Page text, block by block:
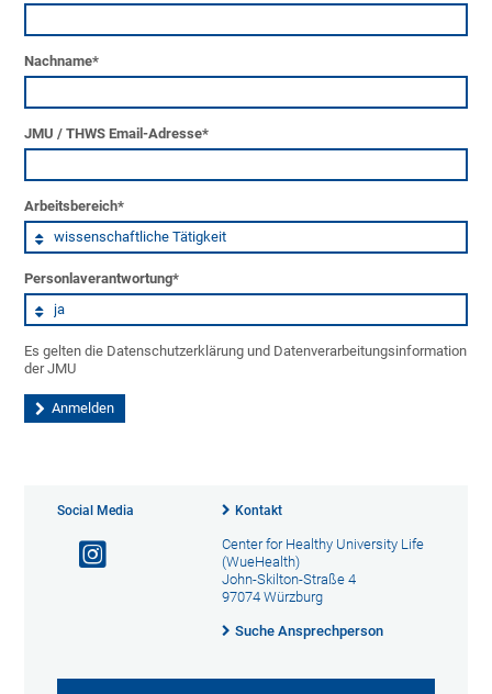
Nachname*
JMU / THWS Email-Adresse*
Arbeitsbereich*
Personlaverantwortung*
Es gelten die Datenschutzerklärung und Datenverarbeitungsinformation
der JMU
Social Media Kontakt
Center for Healthy University Life
(WueHealth)
John-Skilton-Straße 4
97074 Würzburg
Suche Ansprechperson